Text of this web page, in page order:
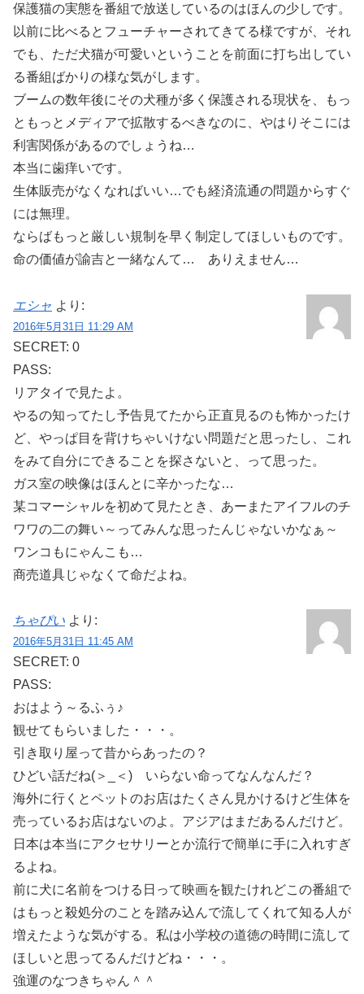
保護猫の実態を番組で放送しているのはほんの少しです。
以前に比べるとフューチャーされてきてる様ですが、それ
でも、ただ犬猫が可愛いということを前面に打ち出してい
る番組ばかりの様な気がします。
ブームの数年後にその犬種が多く保護される現状を、もっ
ともっとメディアで拡散するべきなのに、やはりそこには
利害関係があるのでしょうね…
本当に歯痒いです。
生体販売がなくなればいい…でも経済流通の問題からすぐ
には無理。
ならばもっと厳しい規制を早く制定してほしいものです。
命の価値が諭吉と一緒なんて… ありえません…
エシャ より:
2016年5月31日 11:29 AM
SECRET: 0
PASS:
リアタイで見たよ。
やるの知ってたし予告見てたから正直見るのも怖かったけ
ど、やっぱ目を背けちゃいけない問題だと思ったし、これ
をみて自分にできることを探さないと、って思った。
ガス室の映像はほんとに辛かったな…
某コマーシャルを初めて見たとき、あーまたアイフルのチ
ワワの二の舞い～ってみんな思ったんじゃないかなぁ～
ワンコもにゃんこも…
商売道具じゃなくて命だよね。
ちゃぴい より:
2016年5月31日 11:45 AM
SECRET: 0
PASS:
おはよう～るふぅ♪
観せてもらいました・・・。
引き取り屋って昔からあったの？
ひどい話だね(＞_＜) いらない命ってなんなんだ？
海外に行くとペットのお店はたくさん見かけるけど生体を
売っているお店はないのよ。アジアはまだあるんだけど。
日本は本当にアクセサリーとか流行で簡単に手に入れすぎ
るよね。
前に犬に名前をつける日って映画を観たけれどこの番組で
はもっと殺処分のことを踏み込んで流してくれて知る人が
増えたような気がする。私は小学校の道徳の時間に流して
ほしいと思ってるんだけどね・・・。
強運のなつきちゃん＾＾